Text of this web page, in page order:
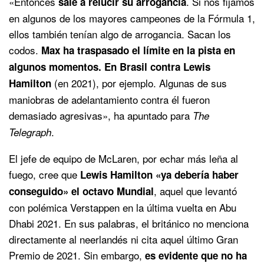
en algunos de los mayores campeones de la Fórmula 1,
ellos también tenían algo de arrogancia. Sacan los
codos. Max ha traspasado el límite en la pista en
algunos momentos. En Brasil contra Lewis
Hamilton (en 2021), por ejemplo. Algunas de sus
maniobras de adelantamiento contra él fueron
demasiado agresivas», ha apuntado para The
Telegraph.
El jefe de equipo de McLaren, por echar más leña al
fuego, cree que Lewis Hamilton «ya debería haber
conseguido» el octavo Mundial, aquel que levantó
con polémica Verstappen en la última vuelta en Abu
Dhabi 2021. En sus palabras, el británico no menciona
directamente al neerlandés ni cita aquel último Gran
Premio de 2021. Sin embargo, es evidente que no ha